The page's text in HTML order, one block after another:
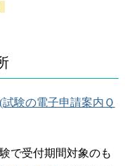
(試験の電子申請案内Ｑ
で受付期間対象のも